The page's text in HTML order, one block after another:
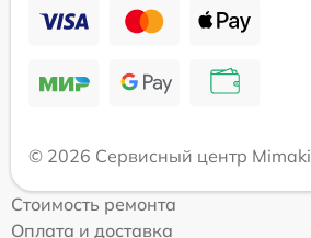
© 2026 Сервисный центр Mimaki
Стоимость ремонта
Оплата и доставка